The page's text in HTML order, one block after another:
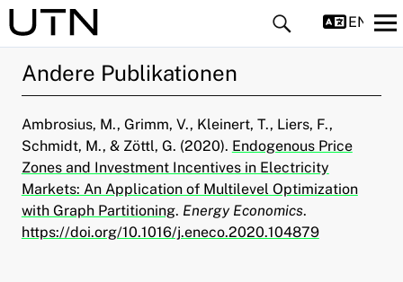
Menü aufklappen
Menü aufklappen
Andere Publikationen
Ambrosius, M., Grimm, V., Kleinert, T., Liers, F.,
Schmidt, M., & Zöttl, G. (2020). Endogenous Price
Zones and Investment Incentives in Electricity
Markets: An Application of Multilevel Optimization
with Graph Partitioning. Energy Economics.
https://doi.org/10.1016/j.eneco.2020.104879